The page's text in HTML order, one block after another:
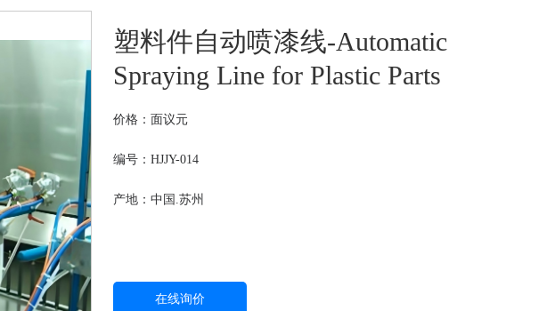
塑料件自动喷漆线-Automatic
Spraying Line for Plastic Parts
价格： 面议元
编号：HJJY-014
产地：中国.苏州
在线询价